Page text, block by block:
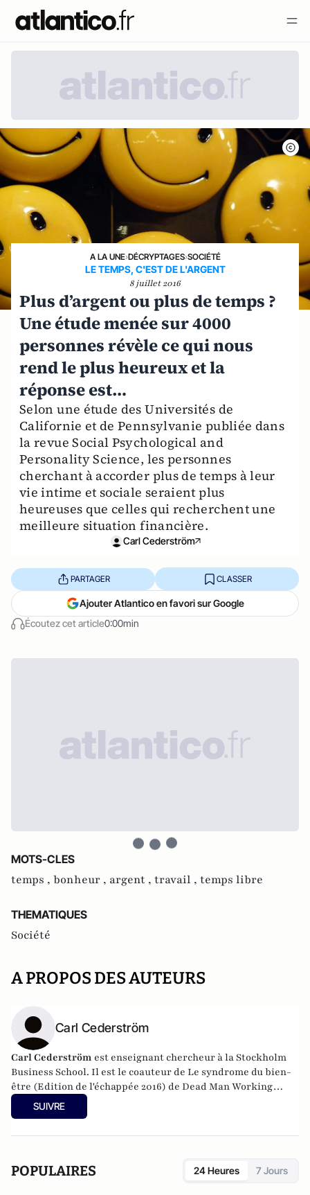
A LA UNE›DÉCRYPTAGES›SOCIÉTÉ
LE TEMPS, C'EST DE L'ARGENT
8 juillet 2016
Plus d’argent ou plus de temps ?
Une étude menée sur 4000
personnes révèle ce qui nous
rend le plus heureux et la
réponse est…
Selon une étude des Universités de
Californie et de Pennsylvanie publiée dans
la revue Social Psychological and
Personality Science, les personnes
cherchant à accorder plus de temps à leur
vie intime et sociale seraient plus
heureuses que celles qui recherchent une
meilleure situation financière.
Carl Cederström
Écoutez cet article0:00min
PARTAGER CLASSER
Ajouter Atlantico en favori sur Google
MOTS-CLES
temps , bonheur , argent , travail , temps libre
THEMATIQUES
Société
A PROPOS DES AUTEURS
Carl Cederström
Carl Cederström est enseignant chercheur à la Stockholm
Business School. Il est le coauteur de Le syndrome du bien-
être (Edition de l'échappée 2016) de Dead Man Working
(Zero Books, 2012) et de How to Stop Living and Start
Worrying (Polity Press, 2010).
SUIVRE
POPULAIRES 24 Heures 7 Jours